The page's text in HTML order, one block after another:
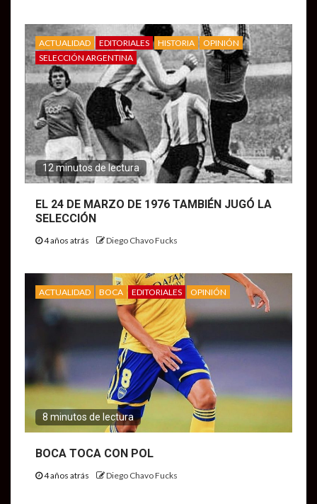
ACTUALIDAD EDITORIALES HISTORIA
OPINIÓN
SELECCIÓN ARGENTINA
12 minutos de lectura
EL 24 DE MARZO DE 1976 TAMBIÉN JUGÓ LA
SELECCIÓN
4 años atrás Diego Chavo Fucks
ACTUALIDAD BOCA EDITORIALES OPINIÓN
8 minutos de lectura
BOCA TOCA CON POL
4 años atrás Diego Chavo Fucks